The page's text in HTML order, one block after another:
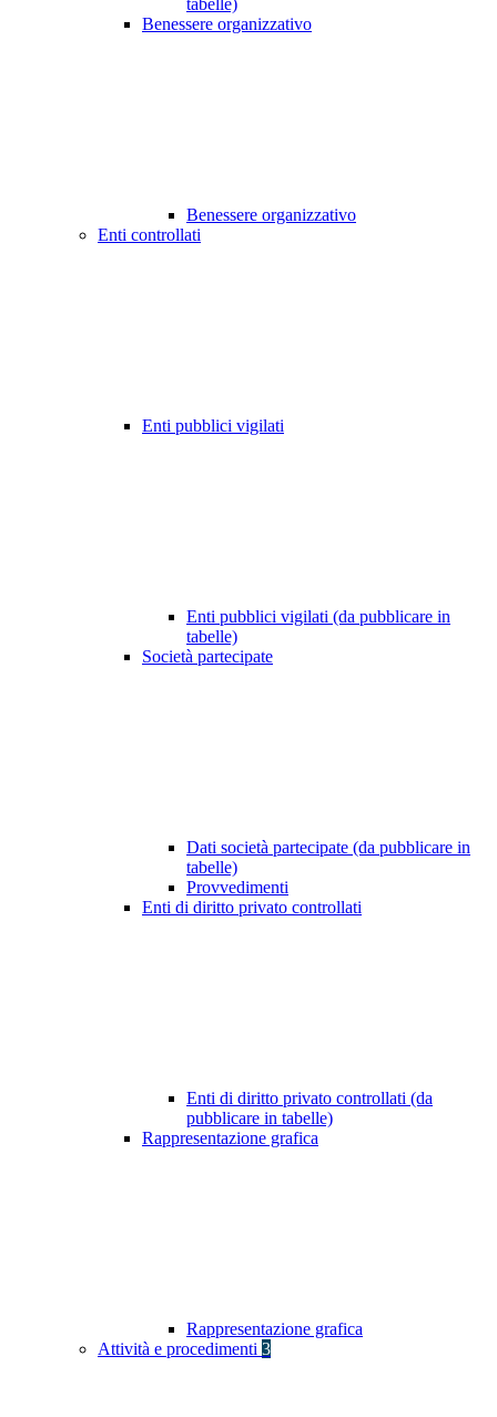
tabelle)
Benessere organizzativo
Benessere organizzativo
Enti controllati
Enti pubblici vigilati
Enti pubblici vigilati (da pubblicare in
tabelle)
Società partecipate
Dati società partecipate (da pubblicare in
tabelle)
Provvedimenti
Enti di diritto privato controllati
Enti di diritto privato controllati (da
pubblicare in tabelle)
Rappresentazione grafica
Rappresentazione grafica
Attività e procedimenti 3